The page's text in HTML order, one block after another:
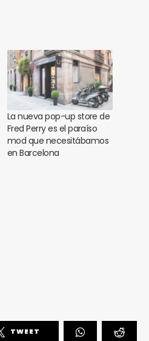
La nueva pop-up store de
Fred Perry es el paraíso
mod que necesitábamos
en Barcelona
TWEET